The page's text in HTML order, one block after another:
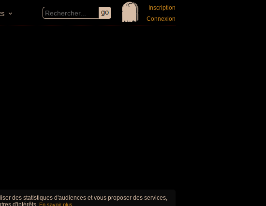
Inscription
Connexion
des statistiques d'audiences et vous proposer des services,
d'intérêts. En savoir plus